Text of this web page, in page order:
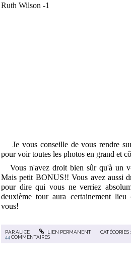
Ruth Wilson -1
Je vous conseille de vous rendre
pour voir toutes les photos en grand et
Vous n'avez droit bien sûr qu'à un
Mais petit BONUS!! Vous avez aussi
pour dire qui vous ne verriez
deuxième tour aura certainement
vous!
PARALICE LIEN PERMANENT CATÉGORIES :
44 COMMENTAIRES